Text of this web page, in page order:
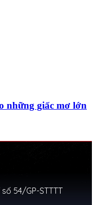
những giấc mơ lớn
54/GP-STTTT